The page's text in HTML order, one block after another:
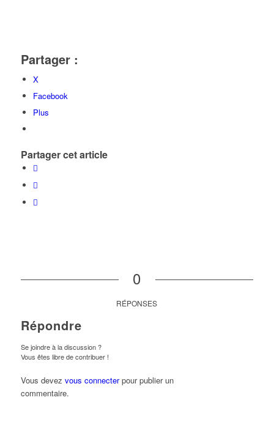
Partager :
X
Facebook
Plus
Partager cet article
0
RÉPONSES
Répondre
Se joindre à la discussion ?
Vous êtes libre de contribuer !
Vous devez vous connecterpour publier un
commentaire.